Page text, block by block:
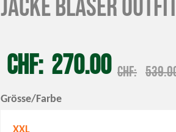
Jacke Blaser
CHF
CHF 270.00
Grösse/Farbe